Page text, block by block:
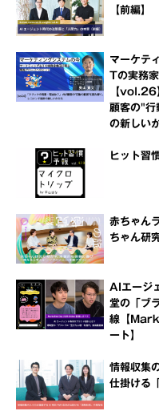
【前編】
マーケテ
Tの実務
【vol.26
顧客の"行
の新しい
ヒット習
赤ちゃ
ちゃん研
AIエージ
堂の「ブ
線【
ート】
情報収集
仕掛ける